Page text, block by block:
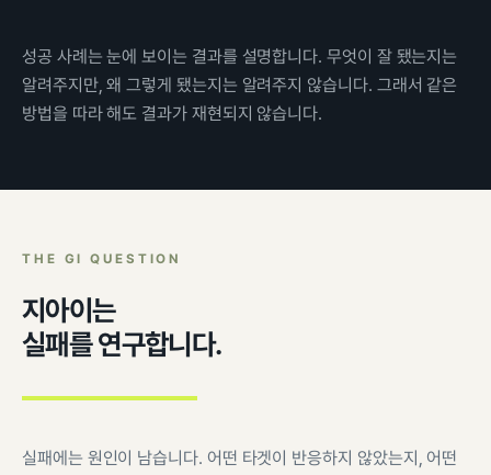
성공 사례는 눈에 보이는 결과를 설명합니다. 무엇이 잘 됐는지는
알려주지만, 왜 그렇게 됐는지는 알려주지 않습니다. 그래서 같은
방법을 따라 해도 결과가 재현되지 않습니다.
THE GI QUESTION
지아이는
실패를 연구합니다.
실패에는 원인이 남습니다. 어떤 타겟이 반응하지 않았는지, 어떤